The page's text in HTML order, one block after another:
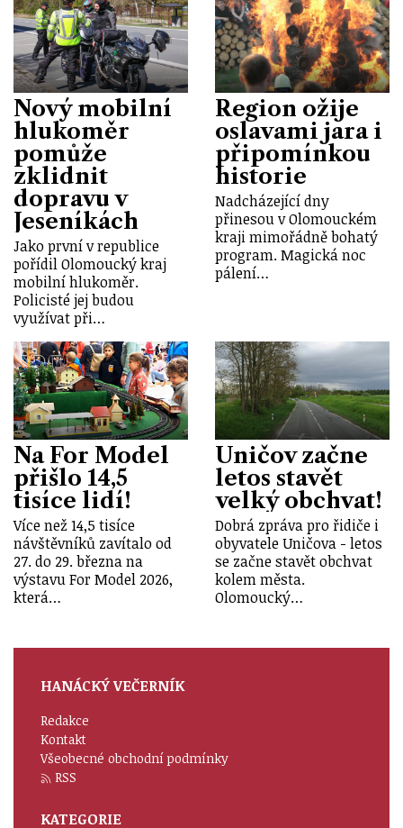
Nový mobilní
hlukoměr
pomůže
zklidnit
dopravu v
Jeseníkách
Jako první v republice
pořídil Olomoucký kraj
mobilní hlukoměr.
Policisté jej budou
využívat při…
Region ožije
oslavami jara i
připomínkou
historie
Nadcházející dny
přinesou v Olomouckém
kraji mimořádně bohatý
program. Magická noc
pálení…
Na For Model
přišlo 14,5
tisíce lidí!
Více než 14,5 tisíce
návštěvníků zavítalo od
27. do 29. března na
výstavu For Model 2026,
která…
Uničov začne
letos stavět
velký obchvat!
Dobrá zpráva pro řidiče i
obyvatele Uničova - letos
se začne stavět obchvat
kolem města.
Olomoucký…
HANÁCKÝ VEČERNÍK
Redakce
Kontakt
Všeobecné obchodní podmínky
RSS
KATEGORIE